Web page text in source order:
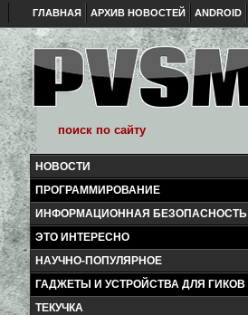
ГЛАВНАЯ АРХИВ НОВОСТЕЙ ANDROID
НОВОСТИ
ПРОГРАММИРОВАНИЕ
ИНФОРМАЦИОННАЯ БЕЗОПАСНОСТЬ
ЭТО ИНТЕРЕСНО
НАУЧНО-ПОПУЛЯРНОЕ
ГАДЖЕТЫ И УСТРОЙСТВА ДЛЯ ГИКОВ
ТЕКУЧКА